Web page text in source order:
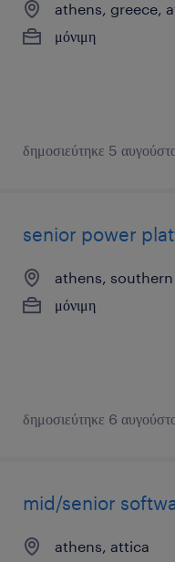
athens, greece,
μόνιμη
δημοσιεύτηκε 5
senior power
athens,
μόνιμη
δημοσιεύτηκε 6
mid/senior
athens, attica